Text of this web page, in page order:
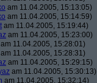
am 11.04.2005, 15:13:05)
am 11.04.2005, 15:14:59)
am 11.04.2005, 15:19:44)
am 11.04.2005, 15:23:00)
am 11.04.2005, 15:28:01)
am 11.04.2005, 15:28:31)
am 11.04.2005, 15:29:15)
am 11.04.2005, 15:30:13)
am 11.04.2005, 15:32:14)